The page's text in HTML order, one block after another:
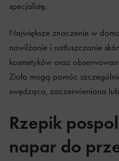
specjalistę.
Największe znaczenie w
nawilżanie i natłuszczanie
kosmetyków oraz
Zioła mogą pomóc
swędząca, zaczerwieniona
Rzepik
napar do